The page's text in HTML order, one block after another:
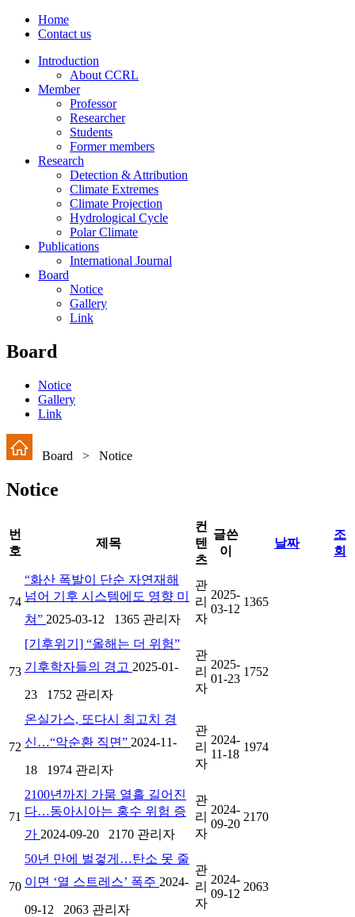
Home
Contact us
Introduction
About CCRL
Member
Professor
Researcher
Students
Former members
Research
Detection & Attribution
Climate Extremes
Climate Projection
Hydrological Cycle
Polar Climate
Publications
International Journal
Board
Notice
Gallery
Link
Board
Notice
Gallery
Link
Board > Notice
Notice
번
호
제목
컨
텐
츠
글쓴
이
날짜
조
회
74
“화산 폭발이 단순 자연재해
넘어 기후 시스템에도 영향 미
쳐” 2025-03-12 1365 관리자
관
리
자
2025-
03-12
1365
73
[기후위기] “올해는 더 위험”
기후학자들의 경고 2025-01-
23 1752 관리자
관
리
자
2025-
01-23
1752
72
온실가스, 또다시 최고치 경
신…“악순환 직면” 2024-11-
18 1974 관리자
관
리
자
2024-
11-18
1974
71
2100년까지 가뭄 열흘 길어진
다…동아시아는 홍수 위험 증
가 2024-09-20 2170 관리자
관
리
자
2024-
09-20
2170
70
50년 만에 벌겋게…탄소 못 줄
이면 ‘열 스트레스’ 폭주 2024-
09-12 2063 관리자
관
리
자
2024-
09-12
2063